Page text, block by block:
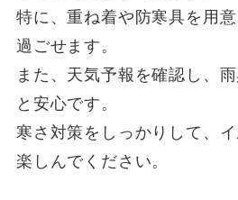
特に、重ね着や防寒具を用
過ごせます。
また、天気予報を確認し、
と安心です。
寒さ対策をしっかりして、
楽しんでください。